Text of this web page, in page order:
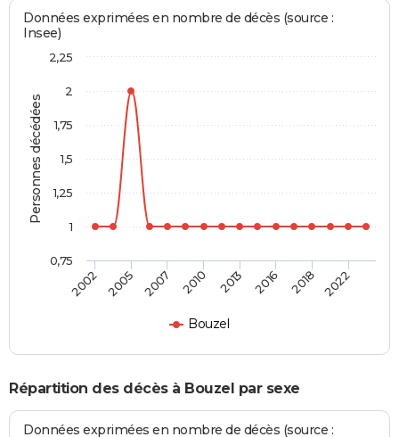
Personnes décédées
Données exprimées en nombre de décès (source :
Insee)
Bouzel
2002 2005 2007 2010 2013 2016 2018 2022
0,75
1
1,25
1,5
1,75
2
2,25
Répartition des décès à Bouzel par sexe
Données exprimées en nombre de décès (source :